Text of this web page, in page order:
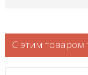
С этим товаром